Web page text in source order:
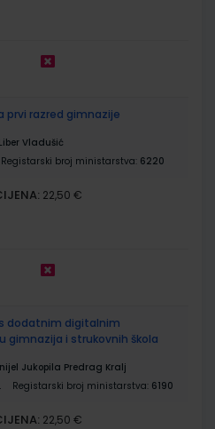
prvi razred gimnazije
Vladušić
Registarski broj ministarstva: 6220
22,50 €
s dodatnim digitalnim
gimnazija i strukovnih škola
Jukopila Predrag Kralj
Registarski broj ministarstva: 6190
22,50 €